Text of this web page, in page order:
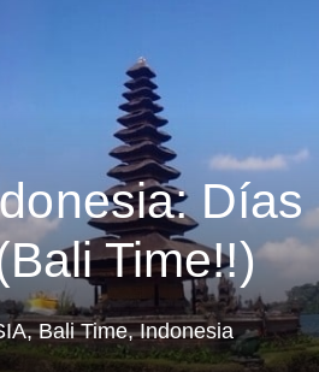
Días
Time!!)
,Bali Time,Indonesia